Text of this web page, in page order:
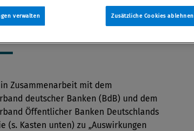
in Zusammenarbeit mit dem
deutscher Banken (BdB) und dem
Öffentlicher Banken Deutschlands
(s. Kasten unten) zu „Auswirkungen
Zusätzliche Cookies ablehnen
verwalten